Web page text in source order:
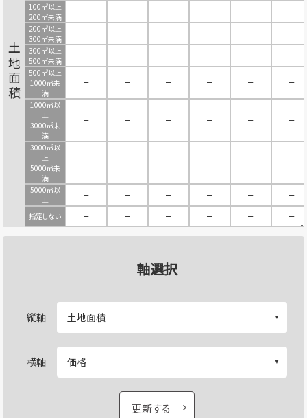
土地面積
100㎡以上
200㎡未満
－ － － － －
－
200㎡以上
300㎡未満
－ － － － －
－
300㎡以上
500㎡未満
－ － － － －
－
500㎡以上
1000㎡未
満
－ － － － － －
1000㎡以
上
3000㎡未
満
－ － － － － －
3000㎡以
上
5000㎡未
満
－ － － － － －
5000㎡以
上
－ － － － － －
指定しない － － － － － －
軸選択
縦軸
横軸
更新する